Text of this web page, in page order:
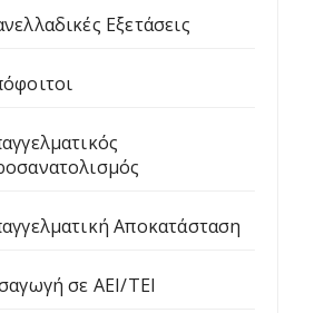
Εξετάσεις
Αποκατάσταση
σε ΑΕΙ/ΤΕΙ